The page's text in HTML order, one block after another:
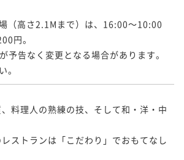
高さ2.1Mまで）は、16:00～10:00
円。
。
料理人の熟練の技、そして和・洋・中
ストランは「こだわり」でおもてなし